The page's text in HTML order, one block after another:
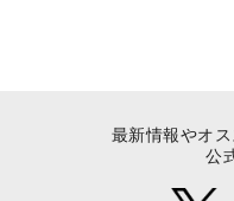
最新情報やオ
公